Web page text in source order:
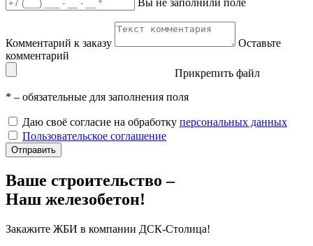
Вы не заполнили поле
Комментарий к заказу
Оставьте
комментарий
Прикрепить файл
* – обязательные для заполнения поля
Даю своё согласие на обработку персональных данных
Пользовательское соглашение
Отправить
Ваше строительство –
Наш железобетон!
Закажите ЖБИ в компании ДСК-Столица!